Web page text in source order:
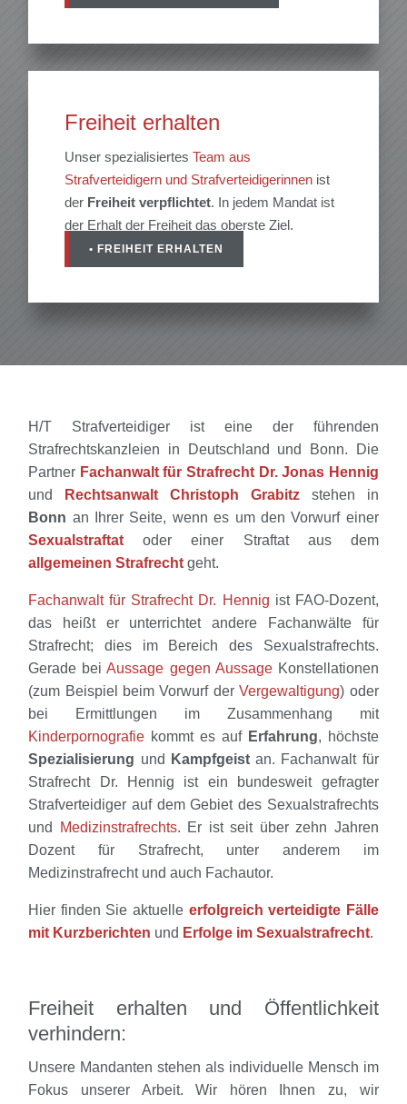
Freiheit erhalten
Unser spezialisiertesTeam aus
Strafverteidigern und Strafverteidigerinnen ist
der Freiheit verpflichtet. In jedem Mandat ist
der Erhalt der Freiheit das oberste Ziel.
• FREIHEIT ERHALTEN
H/T Strafverteidiger ist eine der führenden
Strafrechtskanzleien in Deutschland und Bonn. Die
Partner Fachanwalt für Strafrecht Dr. Jonas Hennig
und
Rechtsanwalt Christoph Grabitzstehen in
Bonn an Ihrer Seite, wenn es um den Vorwurf einer
Sexualstraftat oder einer Straftat aus dem
allgemeinen Strafrecht geht.
Fachanwalt für Strafrecht Dr. Hennig ist FAO-Dozent,
das heißt er unterrichtet andere Fachanwälte für
Strafrecht; dies im Bereich des Sexualstrafrechts.
Gerade beiAussage gegen AussageKonstellationen
(zum Beispiel beim Vorwurf derVergewaltigung) oder
bei Ermittlungen im Zusammenhang mit
Kinderpornografie kommt es auf Erfahrung, höchste
Spezialisierung und Kampfgeistan. Fachanwalt für
Strafrecht Dr. Hennig ist ein bundesweit gefragter
Strafverteidiger auf dem Gebiet des Sexualstrafrechts
und
Medizinstrafrechts. Er ist seit über zehn Jahren
Dozent für Strafrecht, unter anderem im
Medizinstrafrecht und auch Fachautor.
Hier finden Sie aktuelle erfolgreich verteidigte Fälle
mit Kurzberichten und Erfolge im Sexualstrafrecht.
Freiheit erhalten und Öffentlichkeit
verhindern:
Unsere Mandanten stehen als individuelle Mensch im
Fokus unserer Arbeit. Wir hören Ihnen zu, wir